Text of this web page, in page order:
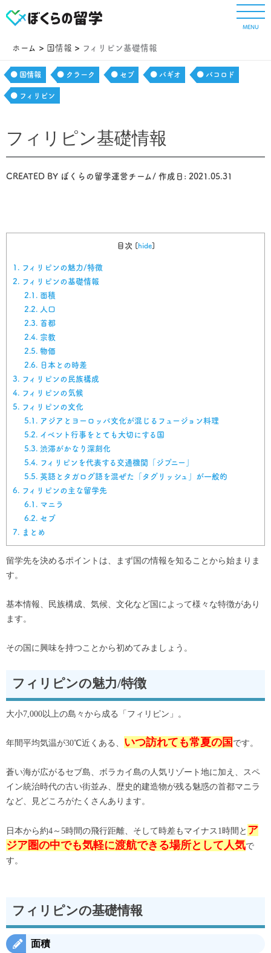
容
ッ
MENU
ホーム 国情報 フィリピン基礎情報
国情報 クラーク セブ バギオ バコロド
フィリピン
フィリピン基礎情報
CREATED BY ぼくらの留学運営チーム/ 作成日: 2021.05.31
目次 [hide]
1. フィリピンの魅力/特徴
2. フィリピンの基礎情報
2.1. 面積
2.2. 人口
2.3. 首都
2.4. 宗教
2.5. 物価
2.6. 日本との時差
3. フィリピンの民族構成
4. フィリピンの気候
5. フィリピンの文化
5.1. アジアとヨーロッパ文化が混じるフュージョン料理
5.2. イベント行事をとても大切にする国
5.3. 渋滞がかなり深刻化
5.4. フィリピンを代表する交通機関「ジプニー」
5.5. 英語とタガログ語を混ぜた「タグリッシュ」が一般的
6. フィリピンの主な留学先
6.1. マニラ
6.2. セブ
7. まとめ
留学先を決めるポイントは、まず国の情報を知ることから始まりま
す。
基本情報、民族構成、気候、文化など国によって様々な特徴があり
ます。
その国に興味を持つことから初めてみましょう。
フィリピンの魅力/特徴
大小7,000以上の島々から成る「フィリピン」。
年間平均気温が30℃近くある、 いつ訪れても常夏の国 です。
蒼い海が広がるセブ島、ボラカイ島の人気リゾート地に加え、スペ
イン統治時代の古い街並み、歴史的建造物が残る魅惑の首都マニラ
など、見どころがたくさんあります。
日本から約4～5時間の飛行距離、そして時差もマイナス1時間と ア
ジア圏の中でも気軽に渡航できる場所として人気で
す。
フィリピンの基礎情報
面積